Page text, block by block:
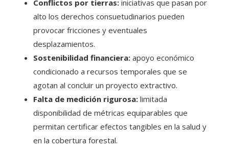
Conflictos por tierras: iniciativas que pasan por
alto los derechos consuetudinarios pueden
provocar fricciones y eventuales
desplazamientos.
Sostenibilidad financiera: apoyo económico
condicionado a recursos temporales que se
agotan al concluir un proyecto extractivo.
Falta de medición rigurosa: limitada
disponibilidad de métricas equiparables que
permitan certificar efectos tangibles en la salud y
en la cobertura forestal.